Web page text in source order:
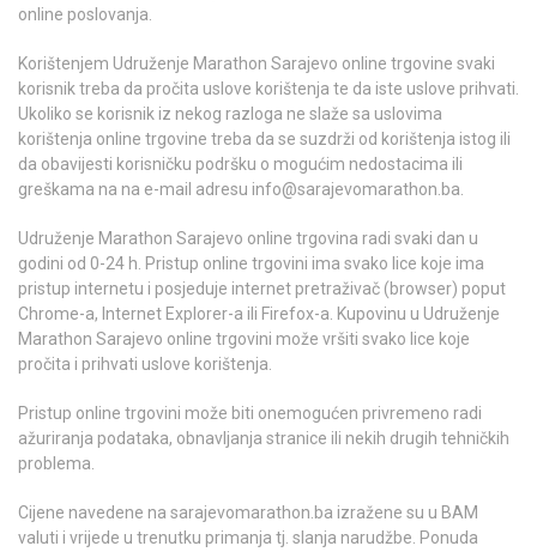
online poslovanja.
Korištenjem Udruženje Marathon Sarajevo online trgovine svaki
korisnik treba da pročita uslove korištenja te da iste uslove prihvati.
Ukoliko se korisnik iz nekog razloga ne slaže sa uslovima
korištenja online trgovine treba da se suzdrži od korištenja istog ili
da obavijesti korisničku podršku o mogućim nedostacima ili
greškama na na e-mail adresu info@sarajevomarathon.ba.
Udruženje Marathon Sarajevo online trgovina radi svaki dan u
godini od 0-24 h. Pristup online trgovini ima svako lice koje ima
pristup internetu i posjeduje internet pretraživač (browser) poput
Chrome-a, Internet Explorer-a ili Firefox-a. Kupovinu u Udruženje
Marathon Sarajevo online trgovini može vršiti svako lice koje
pročita i prihvati uslove korištenja.
Pristup online trgovini može biti onemogućen privremeno radi
ažuriranja podataka, obnavljanja stranice ili nekih drugih tehničkih
problema.
Cijene navedene na sarajevomarathon.ba izražene su u BAM
valuti i vrijede u trenutku primanja tj. slanja narudžbe. Ponuda